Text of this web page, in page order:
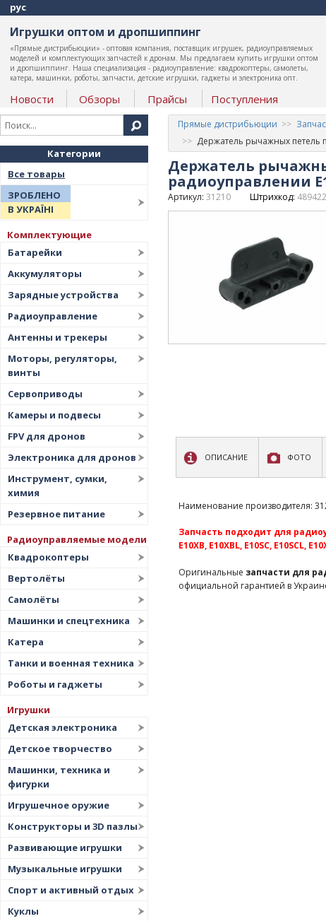
рус
Игрушки оптом и дропшиппинг
«Прямые дистрибьюции» - оптовая компания, поставщик игрушек, радиоуправляемых
моделей и комплектующих запчастей к дронам. Мы предлагаем купить игрушки оптом
и дропшиппинг. Наша специализация - радиоуправление: квадрокоптеры, самолеты,
катера, машинки, роботы, запчасти, детские игрушки, гаджеты и электроника опт.
Новости Обзоры Прайсы Поступления
Категории
Все товары
ЗРОБЛЕНО
В УКРАЇНІ
Комплектующие
Батарейки
Аккумуляторы
Зарядные устройства
Радиоуправление
Антенны и трекеры
Моторы, регуляторы,
винты
Сервоприводы
Камеры и подвесы
FPV для дронов
Электроника для дронов
Инструмент, сумки,
химия
Резервное питание
Радиоуправляемые модели
Квадрокоптеры
Вертолёты
Самолёты
Машинки и спецтехника
Катера
Танки и военная техника
Роботы и гаджеты
Игрушки
Детская электроника
Детское творчество
Машинки, техника и
фигурки
Игрушечное оружие
Конструкторы и 3D пазлы
Развивающие игрушки
Музыкальные игрушки
Спорт и активный отдых
Куклы
Прямые дистрибьюции
Держатель рычажных петель
Держатель
радиоуправлении
Артикул: 31210 Штрихкод:
ОПИСАНИЕ ФОТО
Наименование производителя:
Запчасть подходит для
E10XB, E10XBL, E10SC, E10SCL,
Оригинальные запчасти для
официальной гарантией в